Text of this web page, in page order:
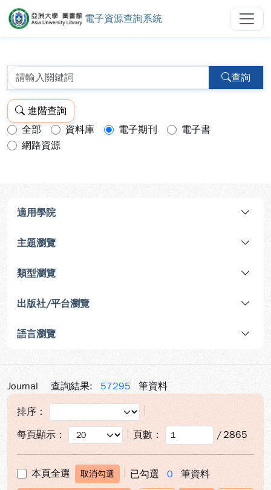
亞洲大學圖書館電子資源查詢系統
電子資源查詢系統
查詢
進階查詢
查詢模式：
全部 資料庫 電子期刊
電子書
網路資源
適用學院
主題瀏覽
類型瀏覽
出版社/平台瀏覽
語言瀏覽
Journal 查詢結果: 57295 筆資料
排序：
每頁顯示：
頁數： /2865
本頁全選 取消勾選 已勾選 0 筆資料